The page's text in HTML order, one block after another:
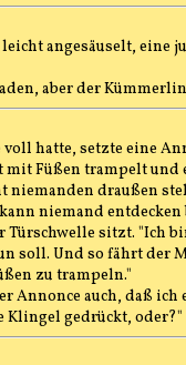
angesäuselt, eine
aber der
hatte, setzte eine
Füßen trampelt und
niemanden draußen
niemand
sitzt. "Ich
soll. Und so fährt der
zu trampeln."
Annonce auch, daß
Klingel gedrückt, oder?"